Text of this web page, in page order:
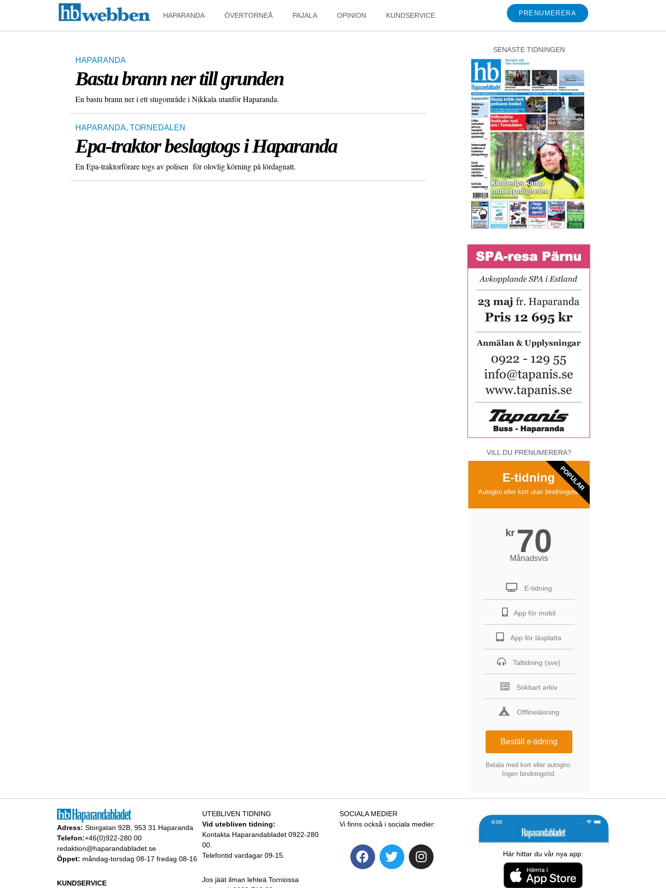
HAPARANDA ÖVERTORNEÅ PAJALA OPINION KUNDSERVICE PRENUMERERA
HAPARANDA
Bastu brann ner till grunden
En bastu brann ner i ett stugområde i Nikkala utanför Haparanda.
HAPARANDA, TORNEDALEN
Epa-traktor beslagtogs i Haparanda
En Epa-traktorförare togs av polisen för olovlig körning på lördagnatt.
SENASTE TIDNINGEN
VILL DU PRENUMERERA?
E-tidning
Autogiro eller kort utan bindningstid
kr 70
Månadsvis
E-tidning
App för mobil
App för läsplatta
Taltidning (sve)
Sökbart arkiv
Offlineläsning
Beställ e-tidning
Betala med kort eller autogiro.
Ingen bindningstid.
POPULAR
Adress: Storgatan 92B, 953 31 Haparanda
Telefon:+46(0)922-280 00
redaktion@haparandabladet.se
Öppet: måndag-torsdag 08-17 fredag 08-16
KUNDSERVICE
UTEBLIVEN TIDNING
Vid utebliven tidning:
Kontakta Haparandabladet 0922-280
00.
Telefontid vardagar 09-15.
Jos jäät ilman lehteä Torniossa
SOCIALA MEDIER
Vi finns också i sociala medier:
Här hittar du vår nya app: